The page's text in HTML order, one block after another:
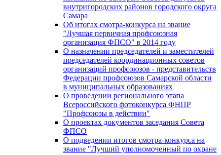
внутригородских районов городского округа
Самара
Об итогах смотра-конкурса на звание
"Лучшая первичная профсоюзная
организация ФПСО" в 2014 году
О назначении председателей и заместителей
председателей координационных советов
организаций профсоюзов - представительств
Федерации профсоюзов Самарской области
в муниципальных образованиях
О проведении регионального этапа
Всероссийского фотоконкурса ФНПР
"Профсоюзы в действии"
О проектах документов заседания Совета
ФПСО
О подведении итогов смотра-конкурса на
звание "Лучший уполномоченный по охране